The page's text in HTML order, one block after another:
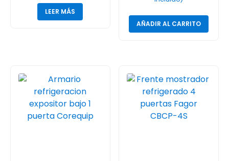
LEER MÁS
AÑADIR AL CARRITO